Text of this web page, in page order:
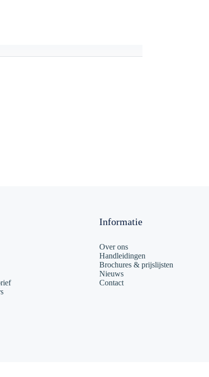
Informatie
Over ons
Handleidingen
Brochures & prijslijsten
Nieuws
Contact